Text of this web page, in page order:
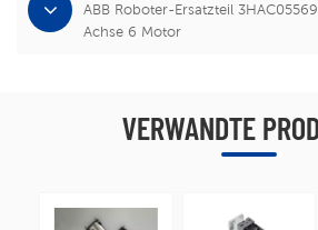
ABB Roboter-Ersatzteil
Achse 6 Motor
VERWANDTE